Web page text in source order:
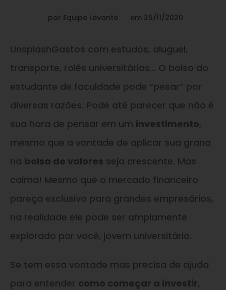
por Equipe Levante em 25/11/2020
UnsplashGastos com estudos, aluguel,
transporte, rolês universitários… O bolso do
estudante de faculdade pode “pesar” por
diversas razões. Pode até parecer que não é
sua hora de pensar em um investimento,
mesmo que a vontade de aplicar sua grana
na bolsa de valores seja crescente. Mas
calma! Mesmo que o mercado financeiro
pareça exclusivo para grandes empresários,
na realidade ele pode ser amplamente
explorado por você, jovem universitário.
Se tem essa vontade mas precisa de ajuda
para entender como começar a investir,